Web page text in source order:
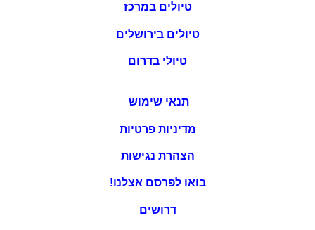
טיולים במרכז
טיולים בירושלים
טיולי בדרום
תנאי שימוש
מדיניות פרטיות
הצהרת נגישות
בואו לפרסם אצלנו!
דרושים